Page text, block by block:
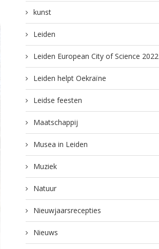
kunst
Leiden
Leiden European City of Science 2022
Leiden helpt Oekraïne
Leidse feesten
Maatschappij
Musea in Leiden
Muziek
Natuur
Nieuwjaarsrecepties
Nieuws